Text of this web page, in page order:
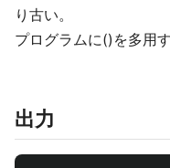
り古い。
プログラムに()を多用
出力